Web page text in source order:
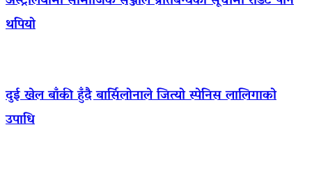
थपियो
दुई खेल बाँकी हुँदै बार्सिलोनाले जित्यो स्पेनिस लालिगाको
उपाधि